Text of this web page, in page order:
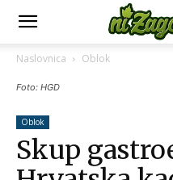
Naslovnica Oblok
Foto: HGD
Oblok
Skup